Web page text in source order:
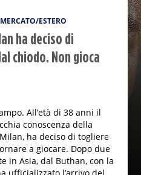
ESTERO
ha deciso di
chiodo. Non gioca
All’età di 38 anni il
conoscenza della
ha deciso di togliere
a giocare. Dopo due
in Asia, dal Buthan, con la